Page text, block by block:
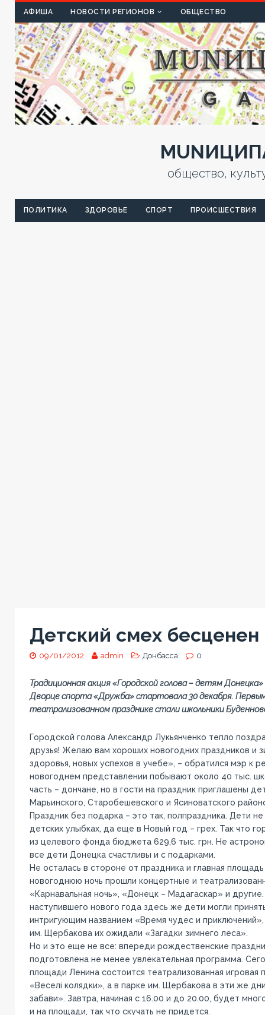
АФИША НОВОСТИ РЕГИОНОВ ОБЩЕСТВО
общество,
ПОЛИТИКА ЗДОРОВЬЕ СПОРТ ПРОИСШЕСТВИЯ
Детский смех бесценен
09/01/2012 admin Донбасса 0
Традиционная акция «Городской голова – детям
Дворце спорта «Дружба» стартовала 30 декабря.
театрализованном празднике стали школьники
Городской голова Александр Лукьянченко тепло
друзья! Желаю вам хороших новогодних праздников и
здоровья, новых успехов в учебе», – обратился мэр к
новогоднем представлении побывают около 40 тыс.
часть – дончане, но в гости на праздник приглашены
Марьинского, Старобешевского и Ясиноватского
Праздник без подарка – это так, полпраздника. Дети
детских улыбках, да еще в Новый год – грех. Так что
из целевого фонда бюджета 629,6 тыс. грн. Не
все дети Донецка счастливы и с подарками.
Не осталась в стороне от праздника и главная
новогоднюю ночь прошли концертные и
«Карнавальная ночь», «Донецк – Мадагаскар» и
наступившего нового года здесь же дети могли
интригующим названием «Время чудес и приключений»,
им. Щербакова их ожидали «Загадки зимнего леса».
Но и это еще не все: впереди рождественские
подготовлена не менее увлекательная программа.
площади Ленина состоится театрализованная игровая
«Веселі колядки», а в парке им. Щербакова в эти же
забави». Завтра, начиная с 16.00 и до 20.00, будет
и на площади, так что скучать не придется.